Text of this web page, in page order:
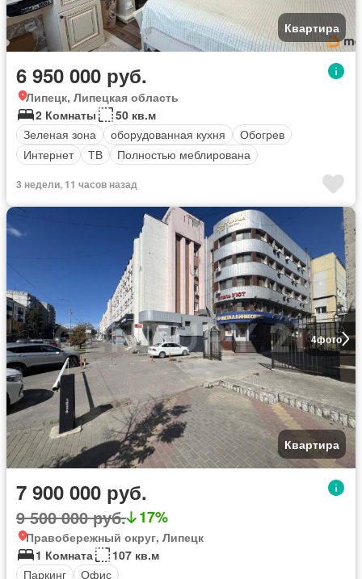
Квартира
6 950 000 руб.
Липецк, Липецкая область
2 Комнаты
50 кв.м
Зеленая зона
оборудованная кухня
Обогрев
Интернет
ТВ Полностью меблирована
3 недели, 11 часов назад
4фото
Квартира
7 900 000 руб.
9 500 000 руб. 17%
Правобережный округ, Липецк
1 Комната
107 кв.м
Паркинг
Офис